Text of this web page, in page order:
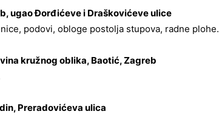
ugao Đorđićeve i Draškovićeve ulice
podovi, obloge postolja stupova, radne plohe.
kružnog oblika, Baotić, Zagreb
Preradovićeva ulica